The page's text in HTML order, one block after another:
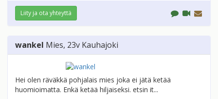
Liity ja ota yhteyttä
wankel Mies, 23v Kauhajoki
Hei olen räväkkä pohjalais mies joka ei jätä ketää
huomioimatta. Enkä ketää hiljaiseksi. etsin it...